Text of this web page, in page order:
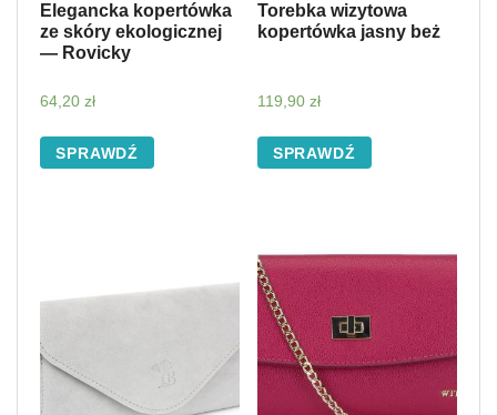
Elegancka kopertówka
ze skóry ekologicznej
— Rovicky
64,20 zł
SPRAWDŹ
Torebka wizytowa
kopertówka jasny beż
119,90 zł
SPRAWDŹ